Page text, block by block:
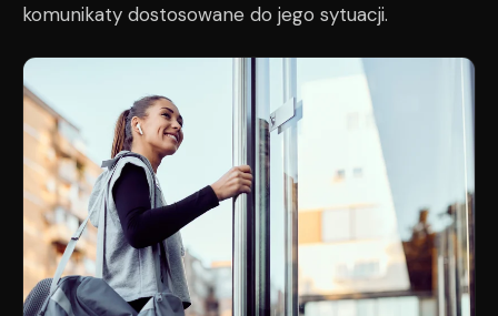
komunikaty dostosowane do jego sytuacji.